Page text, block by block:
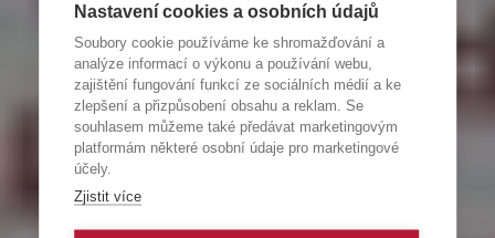
Nastavení cookies a osobních údajů
Soubory cookie používáme ke shromažďování a
analýze informací o výkonu a používání webu,
zajištění fungování funkcí ze sociálních médií a ke
zlepšení a přizpůsobení obsahu a reklam. Se
souhlasem můžeme také předávat marketingovým
platformám některé osobní údaje pro marketingové
účely.
Zjistit více